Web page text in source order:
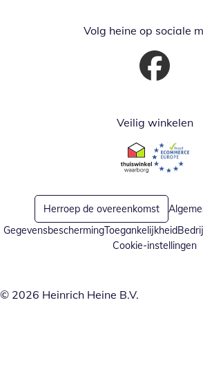
Volg heine op sociale
Opent in
Veilig winkelen
Opent in nieuw
Opent in
Herroep de overeenkomst
GegevensbeschermingToegankelijkheid
Cookie-instellingen
© 2026 Heinrich Heine B.V.